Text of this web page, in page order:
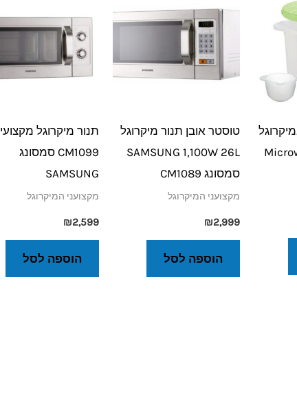
טוסטר אובן תנור מיקרוגל
SAMSUNG 1,100W 26L
סמסונג CM1089
מקצועני המיקרוגל
₪2,999
הוספה לסל
תנור מיקרוגל מקצועי
CM1099 סמסונג
SAMSUNG
מקצועני המיקרוגל
₪2,599
הוספה לסל